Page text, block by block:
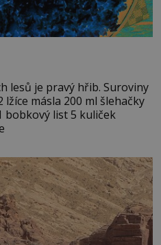
je pravý hřib. Suroviny
másla 200 ml šlehačky
bobkový list 5 kuliček